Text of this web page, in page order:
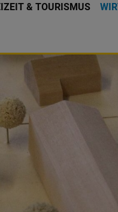
& TOURISMUS